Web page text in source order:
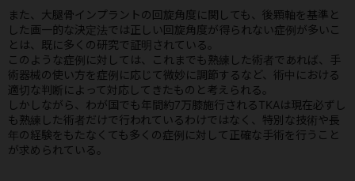
また、大腿骨インプラントの回旋角度に関しても、後顆軸を基準と
した画一的な決定法では正しい回旋角度が得られない症例が多いこ
とは、既に多くの研究で証明されている。
このような症例に対しては、これまでも熟練した術者であれば、手
術器械の使い方を症例に応じて微妙に調節するなど、術中における
適切な判断によって対応してきたものと考えられる。
しかしながら、わが国でも年間約7万膝施行されるTKAは現在必ずし
も熟練した術者だけで行われているわけではなく、特別な技術や長
年の経験をもたなくても多くの症例に対して正確な手術を行うこと
が求められている。